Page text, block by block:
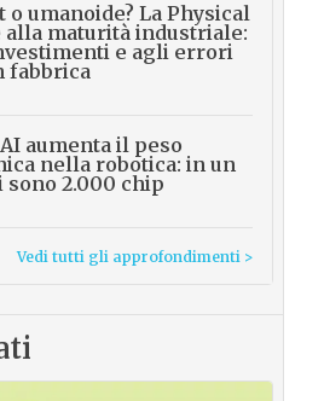
o umanoide? La Physical
alla maturità industriale:
e agli errori
fabbrica
aumenta il peso
nella robotica: in un
sono 2.000 chip
Vedi tutti gli approfondimenti >